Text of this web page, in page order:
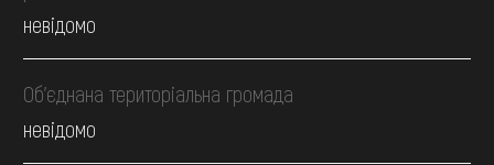
невідомо
Об’єднана територіальна громада
невідомо